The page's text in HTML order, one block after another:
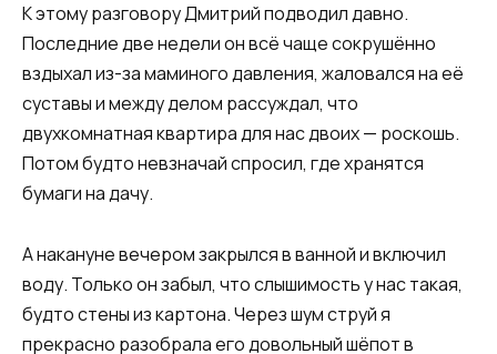
К этому разговору Дмитрий подводил давно.
Последние две недели он всё чаще сокрушённо
вздыхал из-за маминого давления, жаловался на её
суставы и между делом рассуждал, что
двухкомнатная квартира для нас двоих — роскошь.
Потом будто невзначай спросил, где хранятся
бумаги на дачу.
А накануне вечером закрылся в ванной и включил
воду. Только он забыл, что слышимость у нас такая,
будто стены из картона. Через шум струй я
прекрасно разобрала его довольный шёпот в